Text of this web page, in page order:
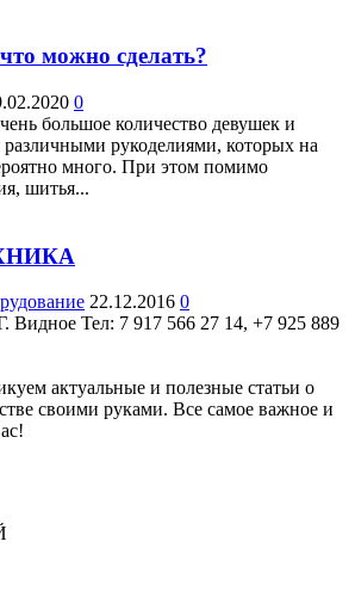
можно сделать?
0
большое количество девушек и
рукоделиями, которых на
много. При этом помимо
шитья...
22.12.2016 0
Видное Teл: 7 917 566 27 14, +7 925 889
актуальные и полезные статьи о
своими руками. Все самое важное и